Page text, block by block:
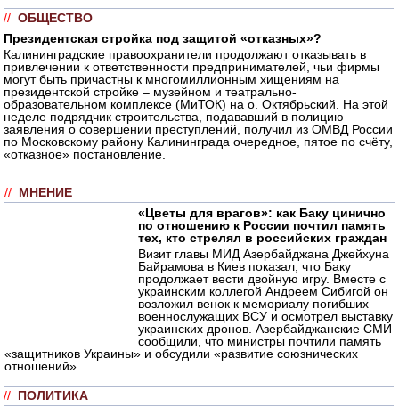
// ОБЩЕСТВО
Президентская стройка под защитой «отказных»?
Калининградские правоохранители продолжают отказывать в
привлечении к ответственности предпринимателей, чьи фирмы
могут быть причастны к многомиллионным хищениям на
президентской стройке – музейном и театрально-
образовательном комплексе (МиТОК) на о. Октябрьский. На этой
неделе подрядчик строительства, подававший в полицию
заявления о совершении преступлений, получил из ОМВД России
по Московскому району Калининграда очередное, пятое по счёту,
«отказное» постановление.
// МНЕНИЕ
«Цветы для врагов»: как Баку цинично
по отношению к России почтил память
тех, кто стрелял в российских граждан
Визит главы МИД Азербайджана Джейхуна
Байрамова в Киев показал, что Баку
продолжает вести двойную игру. Вместе с
украинским коллегой Андреем Сибигой он
возложил венок к мемориалу погибших
военнослужащих ВСУ и осмотрел выставку
украинских дронов. Азербайджанские СМИ
сообщили, что министры почтили память
«защитников Украины» и обсудили «развитие союзнических
отношений».
// ПОЛИТИКА